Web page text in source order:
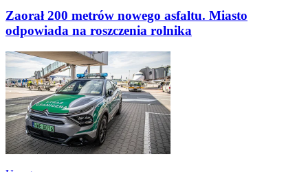
Zaorał 200 metrów nowego asfaltu. Miasto
odpowiada na roszczenia rolnika